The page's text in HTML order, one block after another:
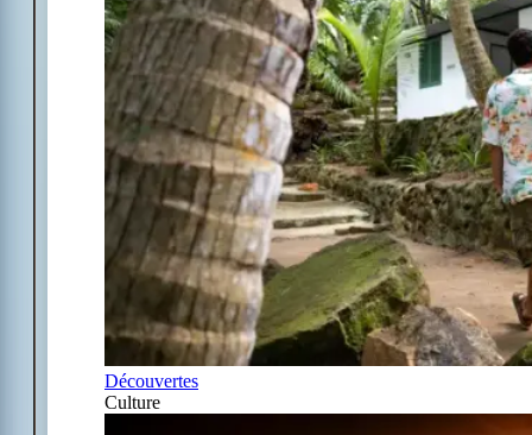
Découvertes
Culture